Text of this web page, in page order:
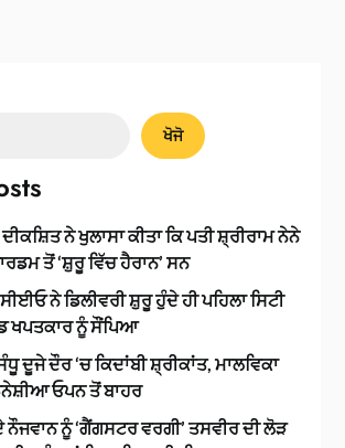
ਖੋਜੋ
ਨੇ ਖੁਲਾਸਾ ਕੀਤਾ ਕਿ ਪਤੀ ਸ਼੍ਰੀਰਾਮ ਨੇਨੇ
ਤੋਂ ‘ਸ਼ੁਰੂ ਵਿੱਚ ਹੈਰਾਨ’ ਸਨ
ਨੇ ਡਿਲੀਵਰੀ ਸ਼ੁਰੂ ਹੁੰਦੇ ਹੀ ਪਹਿਲਾ ਸਿਟੀ
ਖਪਤਕਾਰ ਨੂੰ ਸੌਂਪਿਆ
ਦੂਜੇ ਦੌਰ ‘ਚ ਕਿਦਾਂਬੀ ਸ਼੍ਰੀਕਾਂਤ, ਮਾਲਵਿਕਾ
ਓਪਨ ਤੋਂ ਬਾਹਰ
ਨੌਜਵਾਨ ਨੂੰ ‘ਗੈਂਗਸਟਰ ਵਰਗੀ’ ਤਸਵੀਰ ਦੀ ਲੋੜ